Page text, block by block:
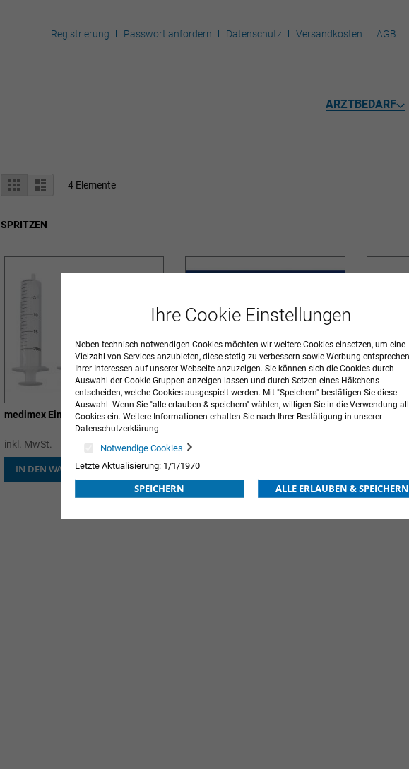
Registrierung Passwort anfordern Datenschutz Versandkosten AGB
ARZTBEDARF
Anzeigen
als
Liste Liste 4Elemente
SPRITZEN
medimex Einmalspritze
inkl. MwSt. Ab3,07 €
IN DEN WARENKORB ZUR
WUNSCHLISTE
HINZUFÜGEN
BD Discardit™ II Einmalspritzen
inkl. MwSt.
IN DEN WARENKORB
WUNSCHLISTE
HINZUFÜGEN
Injekt®
IN
Ihre Cookie Einstellungen
Neben technisch notwendigen Cookies möchten wir weitere Cookies einsetzen, um eine
Vielzahl von Services anzubieten, diese stetig zu verbessern sowie Werbung
Ihrer Interessen auf unserer Webseite anzuzeigen. Sie können sich die Cookies durch
Auswahl der Cookie-Gruppen anzeigen lassen und durch Setzen eines Häkchens
entscheiden, welche Cookies ausgespielt werden. Mit "Speichern" bestätigen Sie diese
Auswahl. Wenn Sie "alle erlauben & speichern" wählen, willigen Sie in die Verwendung
Cookies ein. Weitere Informationen erhalten Sie nach Ihrer Bestätigung in unserer
Datenschutzerklärung.
Notwendige Cookies
Letzte Aktualisierung: 1/1/1970
SPEICHERN ALLE ERLAUBEN & SPEICHERN